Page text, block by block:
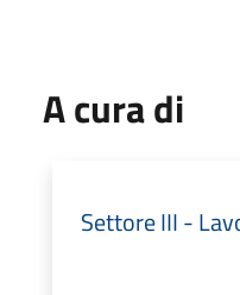
A cura di
Settore III -